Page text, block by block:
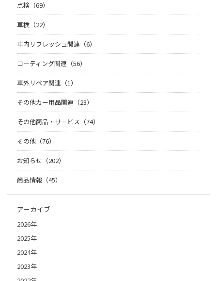
点検（69）
車検（22）
車内リフレッシュ関連（6）
コーティング関連（56）
車外リペア関連（1）
その他カー用品関連（23）
その他商品・サービス（74）
その他（76）
お知らせ（202）
商品情報（45）
アーカイブ
2026年
2025年
2024年
2023年